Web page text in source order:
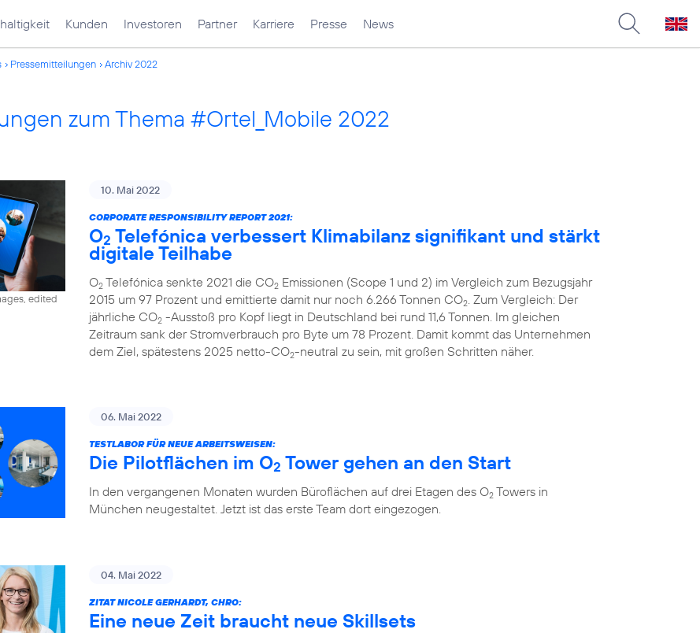
Kunden Investoren Partner Karriere Presse News
Pressemitteilungen Archiv 2022
zum Thema #Ortel_Mobile 2022
edited
10. Mai 2022
CORPORATE RESPONSIBILITY REPORT 2021:
O2 Telefónica verbessert Klimabilanz signifikant und stärkt
digitale Teilhabe
O2 Telefónica senkte 2021 die CO2 Emissionen (Scope 1 und 2) im Vergleich zum Bezugsjahr
2015 um 97 Prozent und emittierte damit nur noch 6.266 Tonnen CO2. Zum Vergleich: Der
jährliche CO2 -Ausstoß pro Kopf liegt in Deutschland bei rund 11,6 Tonnen. Im gleichen
Zeitraum sank der Stromverbrauch pro Byte um 78 Prozent. Damit kommt das Unternehmen
dem Ziel, spätestens 2025 netto-CO2-neutral zu sein, mit großen Schritten näher.
06. Mai 2022
TESTLABOR FÜR NEUE ARBEITSWEISEN:
Die Pilotflächen im O2 Tower gehen an den Start
In den vergangenen Monaten wurden Büroflächen auf drei Etagen des O2 Towers in
München neugestaltet. Jetzt ist das erste Team dort eingezogen.
04. Mai 2022
ZITAT NICOLE GERHARDT, CHRO:
Eine neue Zeit braucht neue Skillsets